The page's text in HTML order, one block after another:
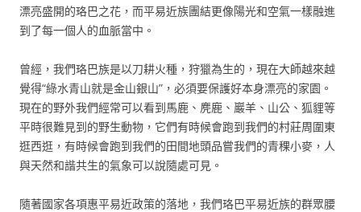
漂亮盛開的珞巴之花，而平易近族團結更像陽光和空氣一樣融進
到了每一個人的血脈當中。
曾經，我們珞巴族是以刀耕火種，狩獵為生的，現在大師越來越
覺得“綠水青山就是金山銀山”，必須要保護好本身漂亮的家園。
現在的野外我們經常可以看到馬鹿、麂鹿、巖羊、山公、狐貍等
平時很難見到的野生動物，它們有時候會跑到我們的村莊周圍東
逛西逛，有時候會跑到我們的田間地頭品嘗我們的青稞小麥，人
與天然和諧共生的氣象可以說隨處可見。
隨著國家各項惠平易近政策的落地，我們珞巴平易近族的群眾腰